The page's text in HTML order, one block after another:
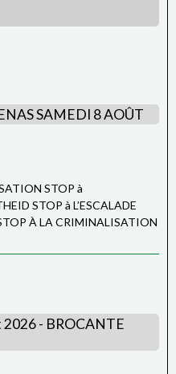
SAMEDI 8 AOÛT
STOP à
STOP à L’ESCALADE
À LA CRIMINALISATION
- BROCANTE